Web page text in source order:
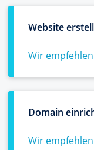
Website
Wir empfehlen
Domain
Wir empfehlen